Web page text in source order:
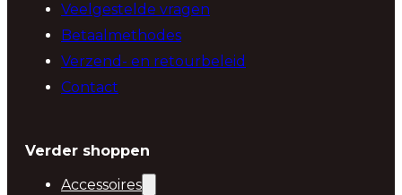
Veelgestelde vragen
Betaalmethodes
Verzend- en retourbeleid
Contact
Verder shoppen
Accessoires